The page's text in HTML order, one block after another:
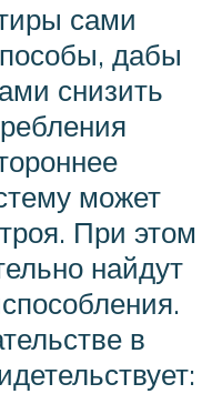
сами
дабы
снизить
может
При этом
найдут
в